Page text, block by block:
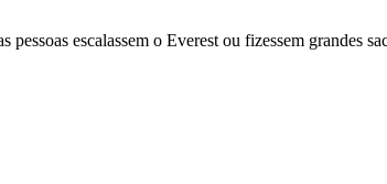
escalassem o Everest ou fizessem grandes